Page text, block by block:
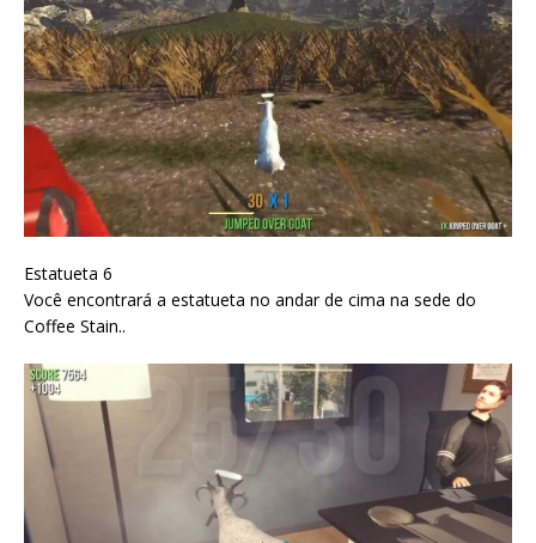
Estatueta 6
Você encontrará a estatueta no andar de cima na sede do
Coffee Stain..